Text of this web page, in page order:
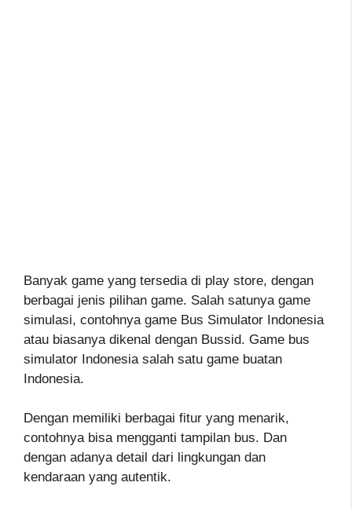
Banyak game yang tersedia di play store, dengan
berbagai jenis pilihan game. Salah satunya game
simulasi, contohnya game Bus Simulator Indonesia
atau biasanya dikenal dengan Bussid. Game bus
simulator Indonesia salah satu game buatan
Indonesia.
Dengan memiliki berbagai fitur yang menarik,
contohnya bisa mengganti tampilan bus. Dan
dengan adanya detail dari lingkungan dan
kendaraan yang autentik.